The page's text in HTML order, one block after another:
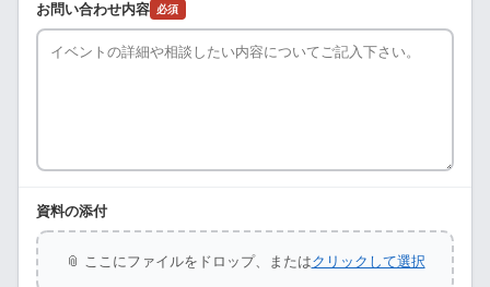
お問い合わせ内容 必須
資料の添付
📎 ここにファイルをドロップ、またはクリックして選択